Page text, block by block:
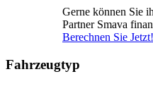
Gerne können Sie
Partner Smava
Berechnen Sie Jetzt!
Fahrzeugtyp